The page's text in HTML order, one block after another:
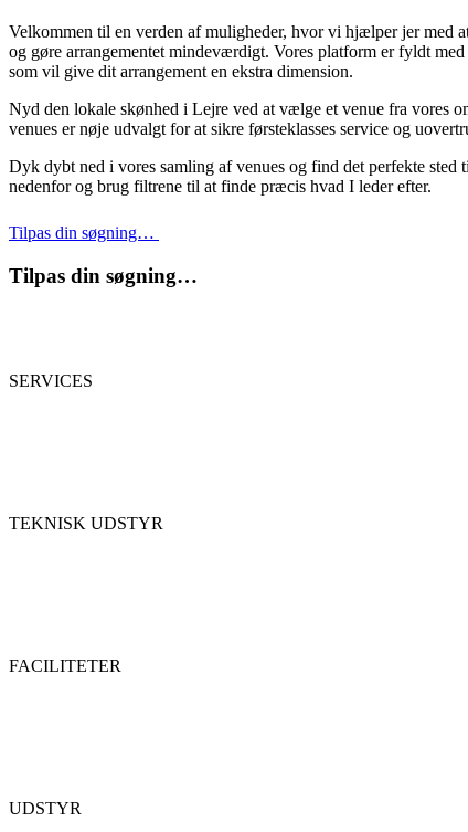
Velkommen til en verden af muligheder, hvor vi hjælper jer med
og gøre arrangementet mindeværdigt. Vores platform er fyldt
som vil give dit arrangement en ekstra dimension.
Nyd den lokale skønhed i Lejre ved at vælge et venue fra vores
venues er nøje udvalgt for at sikre førsteklasses service og
Dyk dybt ned i vores samling af venues og find det perfekte
nedenfor og brug filtrene til at finde præcis hvad I leder efter.
Tilpas din søgning…
Tilpas din søgning…
SERVICES
TEKNISK UDSTYR
FACILITETER
UDSTYR